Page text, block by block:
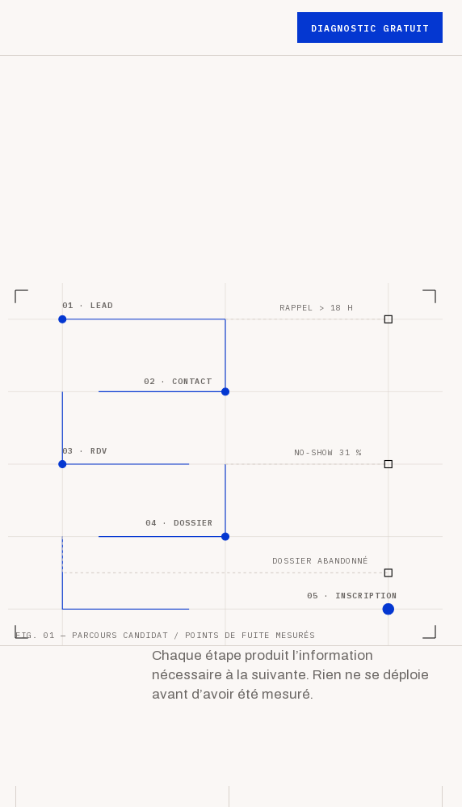
DIAGNOSTIC GRATUIT
01 · LEAD
02 · CONTACT
03 · RDV
04 · DOSSIER
05 · INSCRIPTION
RAPPEL > 18 H
NO-SHOW 31 %
DOSSIER ABANDONNÉ
FIG. 01 — PARCOURS CANDIDAT / POINTS DE FUITE MESURÉS
Chaque étape produit l’information
nécessaire à la suivante. Rien ne se déploie
avant d’avoir été mesuré.